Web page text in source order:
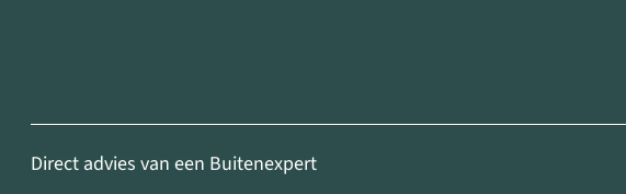
Direct advies van een Buitenexpert